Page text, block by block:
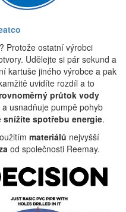
Protože ostatní výrobci
Udělejte si pár sekund a
kartuše jiného výrobce a pak
uvidíte rozdíl a to
průtok vody
usnadňuje pumpě pohyb
snížíte spotřebu energie.
materiálů nejvyšší
od společnosti Reemay.